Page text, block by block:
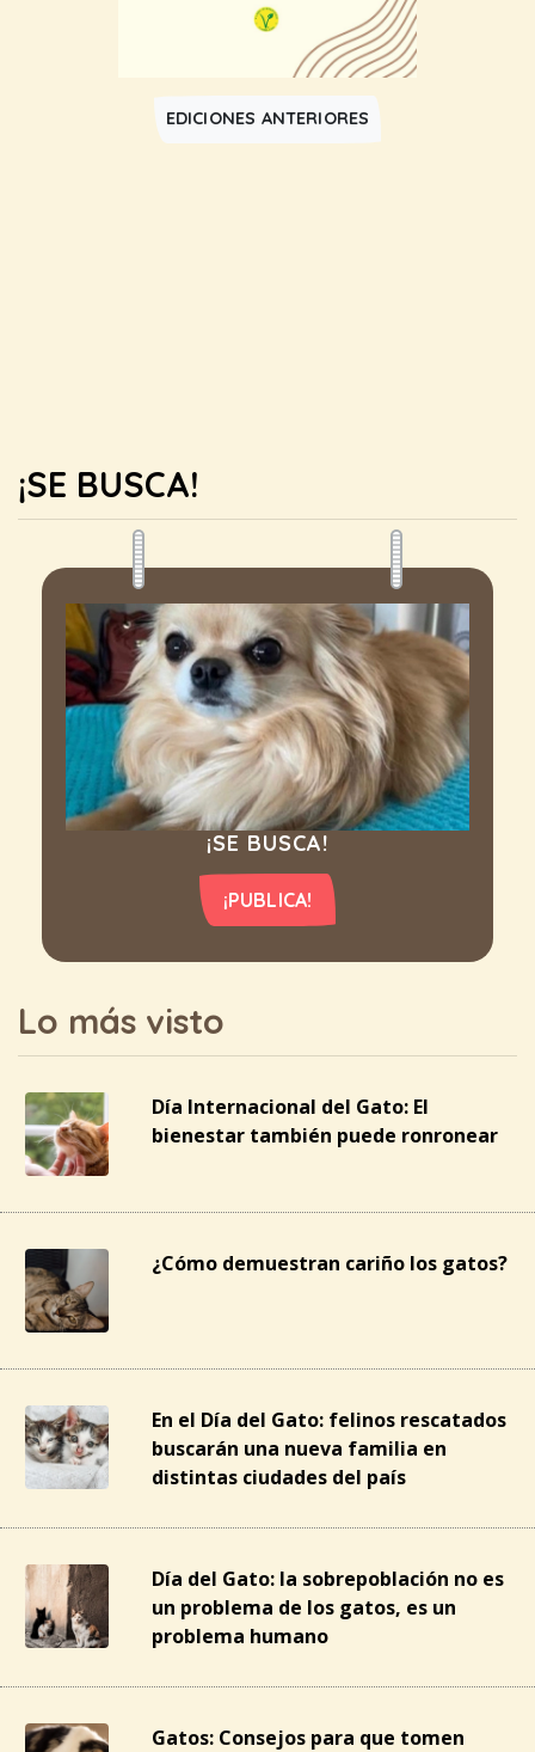
EDICIONES ANTERIORES
¡SE BUSCA!
¡SE BUSCA!
¡PUBLICA!
Lo más visto
Día Internacional del Gato: El
bienestar también puede ronronear
¿Cómo demuestran cariño los gatos?
En el Día del Gato: felinos rescatados
buscarán una nueva familia en
distintas ciudades del país
Día del Gato: la sobrepoblación no es
un problema de los gatos, es un
problema humano
Gatos: Consejos para que tomen